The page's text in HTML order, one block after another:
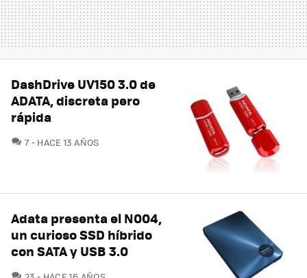
DashDrive UV150 3.0 de
ADATA, discreta pero
rápida
7COMENTARIOS
HACE 13 AÑOS
Adata presenta el N004,
un curioso SSD híbrido
con SATA y USB 3.0
COMENTARIOS